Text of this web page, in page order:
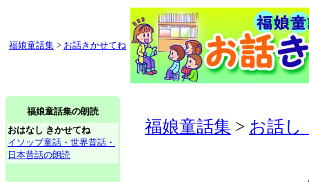
福娘童話集 > お話きかせてね
福娘童話集の朗読
おはなし きかせてね
イソップ童話・世界昔話・
日本昔話の朗読
福娘童話集 > お話し